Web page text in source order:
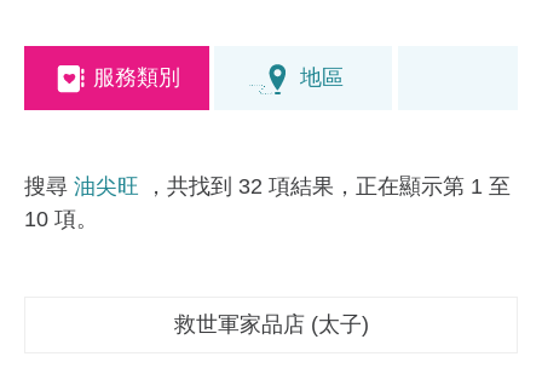
服務類別 地區
搜尋 油尖旺
，共找到 32 項結果，正在顯示第 1 至
10 項。
救世軍家品店 (太子)